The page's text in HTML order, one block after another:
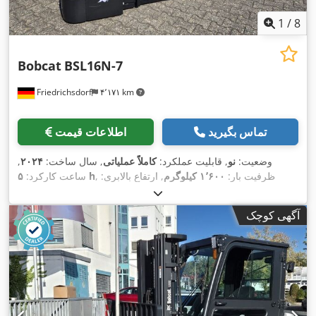
1 /8
Friedrichsdorf ۴٬۱۷۱ km
Bobcat BSL16N-7
اطلاعات قیمت تماس بگیرید
وضعیت: نو, قابلیت عملکرد:کاملاً عملیاتی, سال ساخت: ۲۰۲۴,
ساعت کارکرد: ۵ h , ظرفیت بار: ۱٬۶۰۰ کیلوگرم
, ارتفاع بالابری:
۱٬۴۲۰ میلی‌متر
نوع دکل:تریپلکس, ارتفاع سازه:۲٬۰۰۸ میلی‌متر
, طول شاخک‌ها:
۱٬۱۵۰ میلی‌متر
, وزن خالی: ۱٬۳۴۰ کیلوگرم , طول کل:۱٬۹۶۴
میلی‌متر, نوع سیستم انتقال قدرت:Elektro , عرض ساخت:۸۲۰
میلی‌متر,
آگهی کوچک